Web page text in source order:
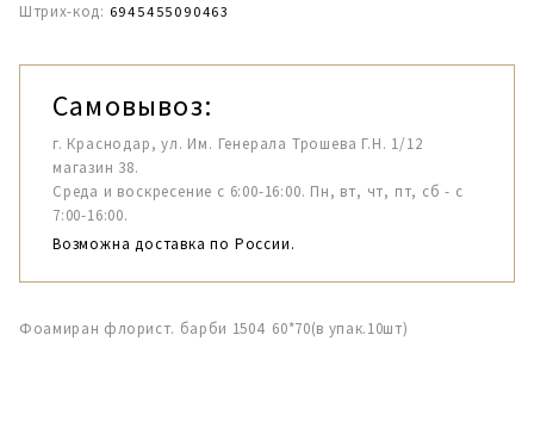
Штрих-код: 6945455090463
Самовывоз:
г. Краснодар, ул. Им. Генерала Трошева Г.Н. 1/12
магазин 38.
Среда и воскресение с 6:00-16:00. Пн, вт, чт, пт, сб - с
7:00-16:00.
Возможна доставка по России.
Фоамиран флорист. барби 1504 60*70(в упак.10шт)